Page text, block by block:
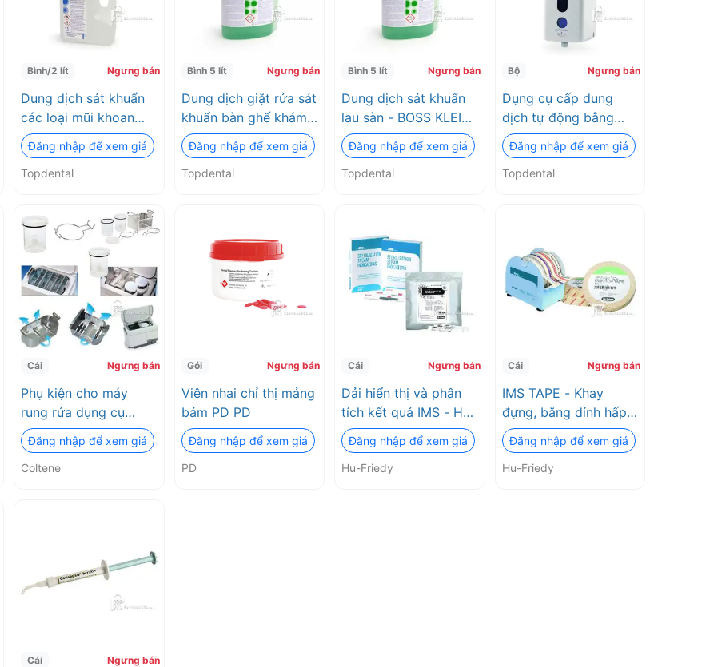
Bình/2 lít Ngưng bán
Dung dịch sát khuẩn
các loại mũi khoan
phẫu thuật, mũi cắt
xương BossKlein
Disbur Ready
Đăng nhập để xem giá
Topdental
Bình 5 lít Ngưng bán
Dung dịch giặt rửa sát
khuẩn bàn ghế khám
bệnh BossKlein
Topdental
Đăng nhập để xem giá
Topdental
Bình 5 lít Ngưng bán
Dung dịch sát khuẩn
lau sàn - BOSS KLEIN
Bactasept Floor
Topdental
Đăng nhập để xem giá
Topdental
Bộ Ngưng bán
Dụng cụ cấp dung
dịch tự động bằng
cảm ứng nhiệt
BossKlein Topdental
Đăng nhập để xem giá
Topdental
Cái Ngưng bán
Phụ kiện cho máy
rung rửa dụng cụ
UC125 & UC300
Đăng nhập để xem giá
Coltene
Gói Ngưng bán
Viên nhai chỉ thị mảng
bám PD PD
Đăng nhập để xem giá
PD
Cái Ngưng bán
Dải hiển thị và phân
tích kết quả IMS - Hu-
Friedy
Đăng nhập để xem giá
Hu-Friedy
Cái Ngưng bán
IMS TAPE - Khay
đựng, băng dính hấp
vô trùng Hu-Friedy
Đăng nhập để xem giá
Hu-Friedy
Cái Ngưng bán